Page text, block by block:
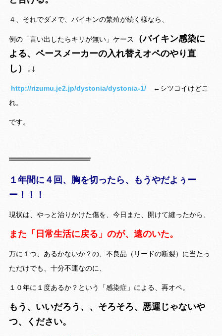
４、それでダメで、バイキンの繁殖が続く様なら、
例の「言い出したらキリが無い」ケース
（バイキン感染に
よる、ペースメーカーの入れ替えオペのやり直
し）↓↓
http://rizumu.je2.jp/dystonia/dystonia-1/ ←シツコイけどこ
れ。
です。
１年間に４回、胸を切ったら、もうやだよぅー
ー！！！
現状は、やっと治りかけた傷を、今日また、開けて縫ったから、
また「日常生活に戻る」のが、遠のいた。
万に１つ、あるかないか？の、不良品（リードの断裂）に当たっ
ただけでも、十分不運なのに、
１０年に１度あるか？という「感染症」による、再オペ。
もう、いいだろう、、そろそろ、悪運じゃないや
つ、ください。